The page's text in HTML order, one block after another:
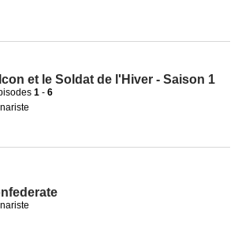
et le Soldat de l'Hiver - Saison 1
1 - 6